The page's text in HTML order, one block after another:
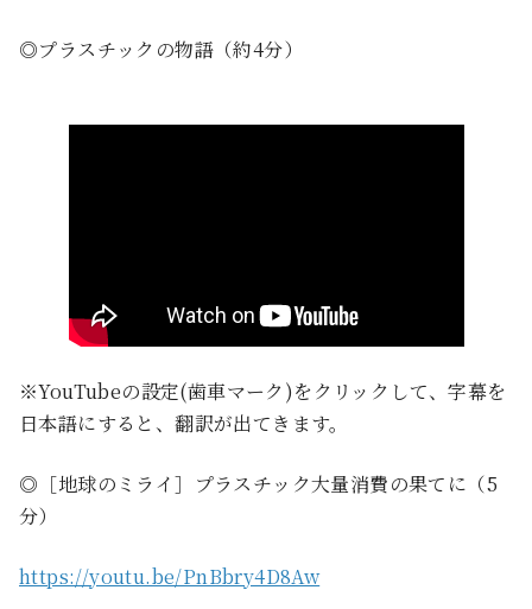
◎プラスチックの物語（約4分）
※YouTubeの設定(歯車マーク)をクリックして、字幕を
日本語にすると、翻訳が出てきます。
◎［地球のミライ］プラスチック大量消費の果てに（5
分）
https://youtu.be/PnBbry4D8Aw